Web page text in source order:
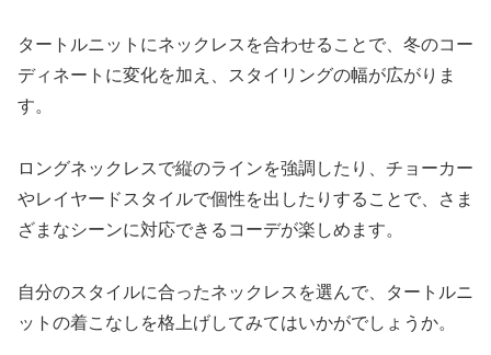
タートルニットにネックレスを合わせることで、冬のコー
ディネートに変化を加え、スタイリングの幅が広がりま
す。
ロングネックレスで縦のラインを強調したり、チョーカー
やレイヤードスタイルで個性を出したりすることで、さま
ざまなシーンに対応できるコーデが楽しめます。
自分のスタイルに合ったネックレスを選んで、タートルニ
ットの着こなしを格上げしてみてはいかがでしょうか。